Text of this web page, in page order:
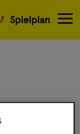
Spielplan